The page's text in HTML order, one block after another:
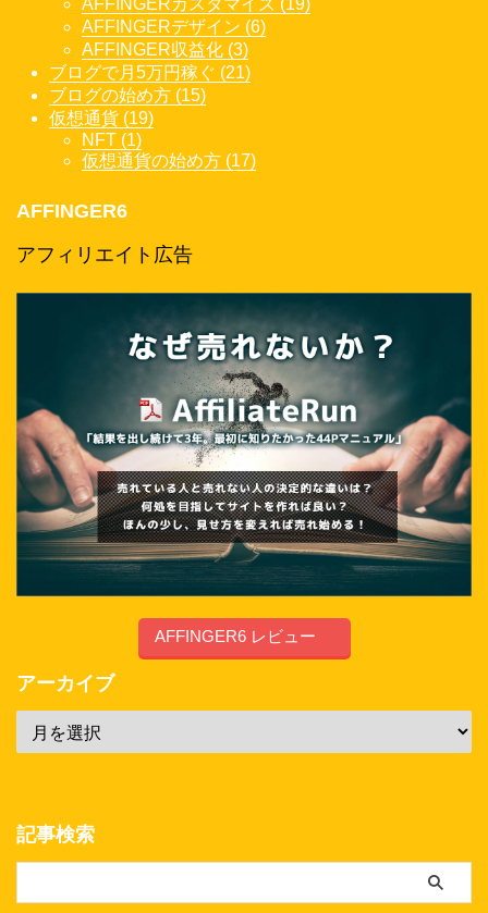
AFFINGERカスタマイズ (19)
AFFINGERデザイン (6)
AFFINGER収益化 (3)
ブログで月5万円稼ぐ (21)
ブログの始め方 (15)
仮想通貨 (19)
NFT (1)
仮想通貨の始め方 (17)
AFFINGER6
アフィリエイト広告
AFFINGER6 レビュー
アーカイブ
記事検索